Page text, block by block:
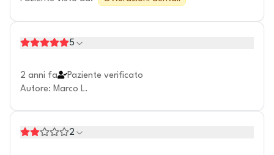
5
2 anni fa
Paziente verificato
Autore: Marco L.
2